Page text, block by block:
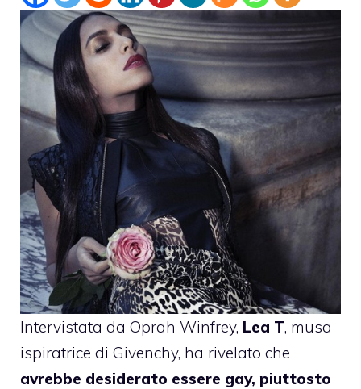
Intervistata da Oprah Winfrey, Lea T, musa
ispiratrice di Givenchy, ha rivelato che
avrebbe desiderato essere gay, piuttosto